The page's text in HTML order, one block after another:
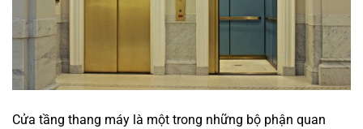
Cửa tầng thang máy là một trong những bộ phận quan